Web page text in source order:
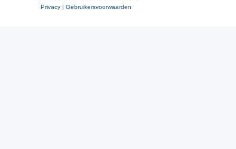
Privacy | Gebruikersvoorwaarden